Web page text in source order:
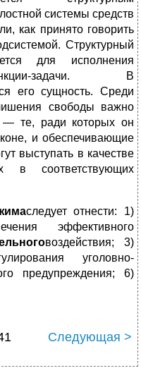
системы средств
как принято говорить
Структурный
для исполнения
задачи. В
его сущность. Среди
свободы важно
— те, ради которых он
и обеспечивающие
выступать в качестве
в соответствующих
следует отнести: 1)
эффективного
воздействия; 3)
уголовно-
предупреждения; 6)
Следующая >